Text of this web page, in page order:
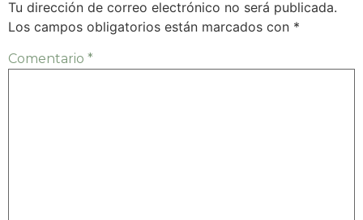
Tu dirección de correo electrónico no será publicada.
Los campos obligatorios están marcados con *
Comentario *